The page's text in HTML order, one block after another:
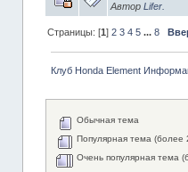
Автор Lifer.
Страницы: [1] 2 3 4 5 ... 8
Клуб Honda Element
Обычная тема
Популярная тема (более
Очень популярная тема